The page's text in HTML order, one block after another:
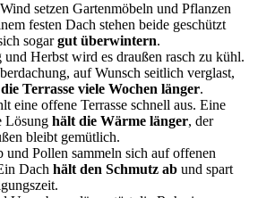
setzen Gartenmöbeln und Pflanzen
festen Dach stehen beide geschützt
sogargut überwintern.
Herbst wird es draußen rasch zu kühl.
auf Wunsch seitlich verglast,
Terrasse viele Wochen länger.
eine offene Terrasse schnell aus. Eine
Lösung hält die Wärme länger, der
bleibt gemütlich.
und Pollen sammeln sich auf offenen
Dach hält den Schmutz ab und spart